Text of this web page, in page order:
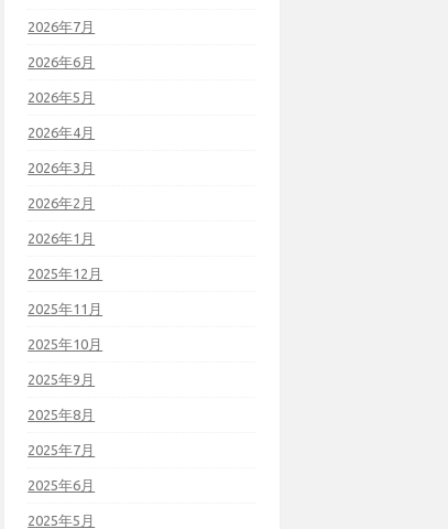
2026年7月
2026年6月
2026年5月
2026年4月
2026年3月
2026年2月
2026年1月
2025年12月
2025年11月
2025年10月
2025年9月
2025年8月
2025年7月
2025年6月
2025年5月